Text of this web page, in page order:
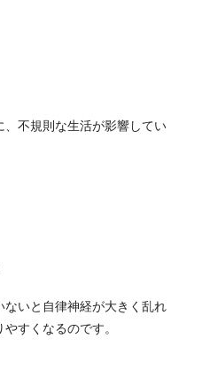
、不規則な生活が影響してい
ないと自律神経が大きく乱れ
すくなるのです。